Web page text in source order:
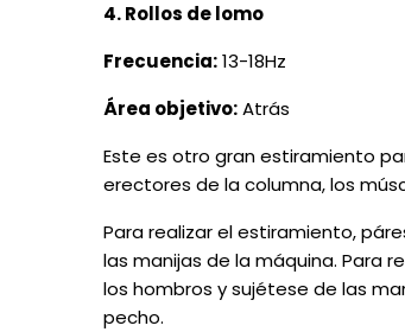
4. Rollos de lomo
Frecuencia:13-18Hz
Área objetivo:Atrás
Este es otro gran estiramiento
erectores de la columna, los
Para realizar el estiramiento,
las manijas de la máquina. Para
los hombros y sujétese de las
pecho.